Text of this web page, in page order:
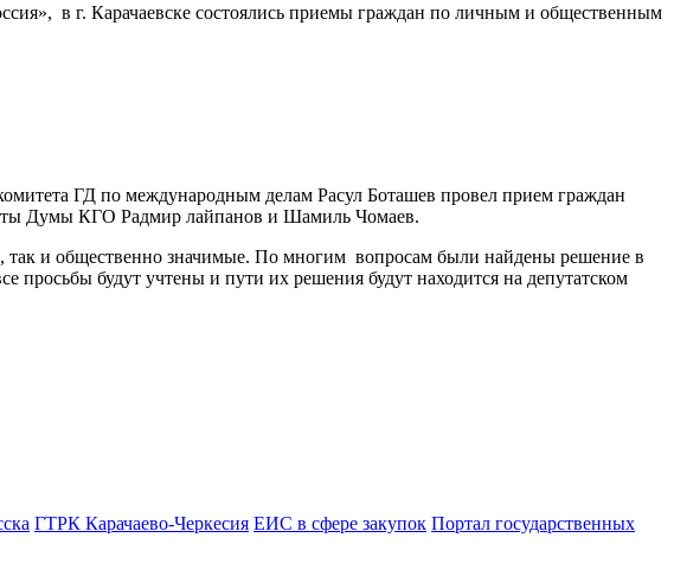
в г. Карачаевске состоялись приемы граждан по личным и общественным
ГД по международным делам Расул Боташев провел прием граждан
Думы КГО Радмир лайпанов и Шамиль Чомаев.
так и общественно значимые. По многим вопросам были найдены решение в
будут учтены и пути их решения будут находится на депутатском
ГТРК Карачаево-Черкесия ЕИС в сфере закупок Портал государственных